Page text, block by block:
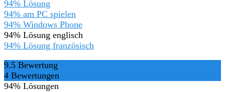
94% Lösung
94% am PC spielen
94% Windows Phone
94% Lösung englisch
94% Lösung französisch
9.5 Bewertung
4 Bewertungen
94% Lösungen